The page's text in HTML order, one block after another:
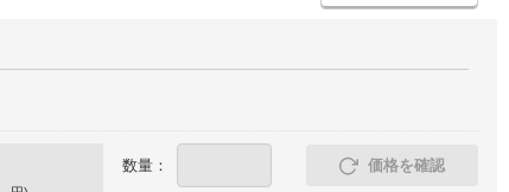
数量： 価格を確認